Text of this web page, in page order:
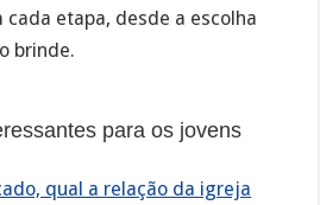
cada etapa, desde a escolha
brinde.
para os jovens
qual a relação da igreja